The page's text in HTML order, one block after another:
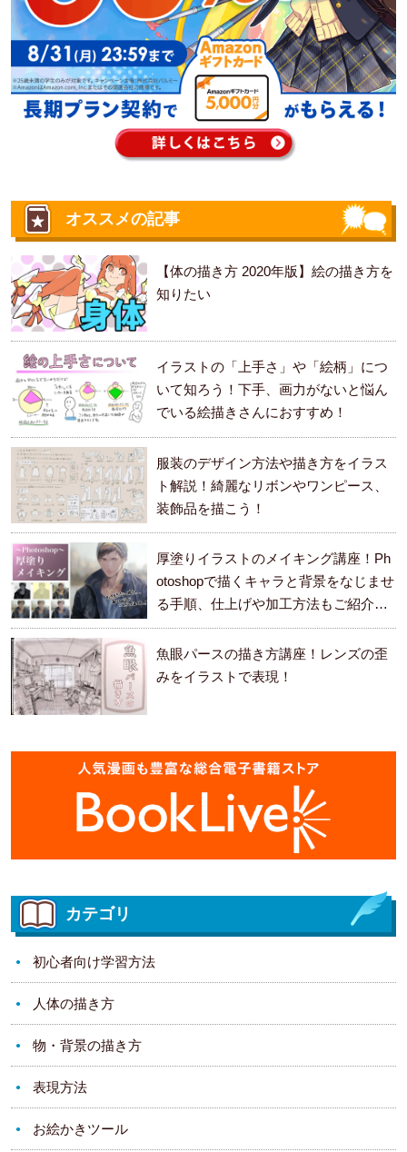
オススメの記事
【体の描き方 2020年版】絵の描き方を
知りたい
イラストの「上手さ」や「絵柄」につ
いて知ろう！下手、画力がないと悩ん
でいる絵描きさんにおすすめ！
服装のデザイン方法や描き方をイラス
ト解説！綺麗なリボンやワンピース、
装飾品を描こう！
厚塗りイラストのメイキング講座！Ph
otoshopで描くキャラと背景をなじませ
る手順、仕上げや加工方法もご紹介し
ます。
魚眼パースの描き方講座！レンズの歪
みをイラストで表現！
カテゴリ
初心者向け学習方法
人体の描き方
物・背景の描き方
表現方法
お絵かきツール